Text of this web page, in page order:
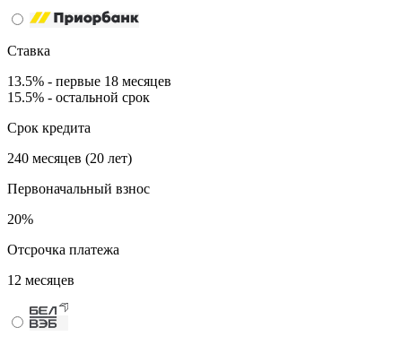
Ставка
13.5% - первые 18 месяцев
15.5% - остальной срок
Срок кредита
240 месяцев (20 лет)
Первоначальный взнос
20%
Отсрочка платежа
12 месяцев